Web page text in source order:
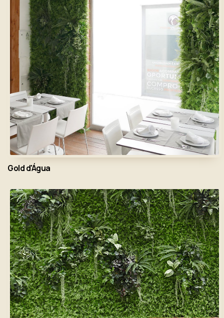
Gold d'Água